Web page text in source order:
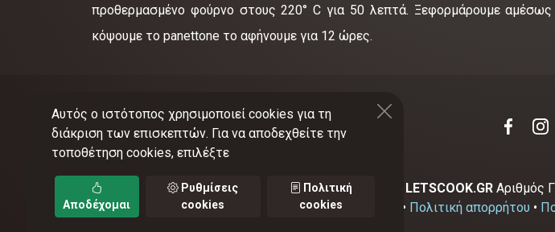
προθερμασμένο φούρνο στους 220° C για 50 λεπτά. Ξεφορμάρουμε αμέσως
κόψουμε το panettone το αφήνουμε για 12 ώρες.
©2012-2026 LETSCOOK.GR Αριθμός
Όροι χρήσης
• Πολιτική απορρήτου •
Αυτός ο ιστότοπος χρησιμοποιεί cookies για τη
διάκριση των επισκεπτών. Για να αποδεχθείτε την
τοποθέτηση cookies, επιλέξτε
Αποδέχομαι
Ρυθμίσεις
cookies
Πολιτική
cookies